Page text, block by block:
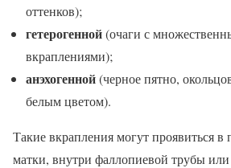
оттенков);
гетерогенной(очаги с
вкраплениями);
анэхогенной(черное пятно,
белым цветом).
Такие вкрапления могут проявиться в
матки, внутри фаллопиевой трубы